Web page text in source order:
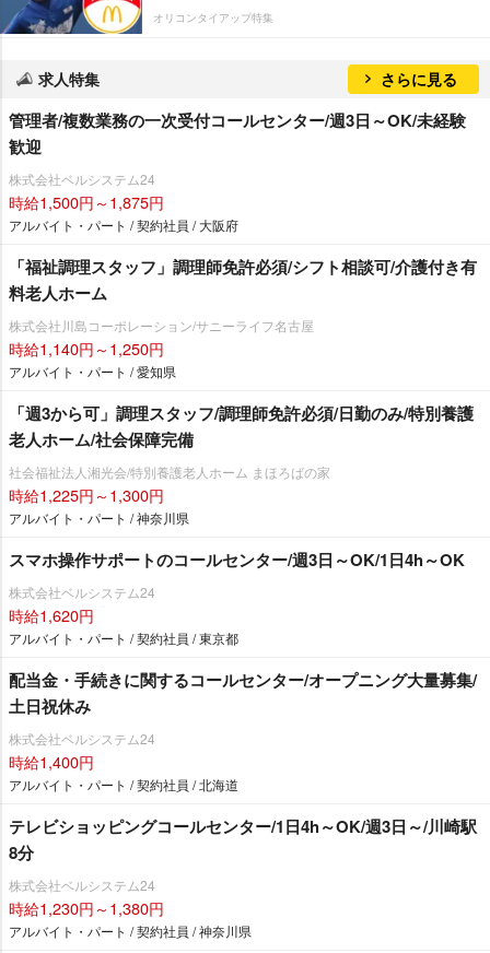
オリコンタイアップ特集
求人特集 さらに見る
管理者/複数業務の一次受付コールセンター/週3日～OK/未経験
歓迎
株式会社ベルシステム24
時給1,500円～1,875円
アルバイト・パート / 契約社員 / 大阪府
「福祉調理スタッフ」調理師免許必須/シフト相談可/介護付き有
料老人ホーム
株式会社川島コーポレーション/サニーライフ名古屋
時給1,140円～1,250円
アルバイト・パート / 愛知県
「週3から可」調理スタッフ/調理師免許必須/日勤のみ/特別養護
老人ホーム/社会保障完備
社会福祉法人湘光会/特別養護老人ホーム まほろばの家
時給1,225円～1,300円
アルバイト・パート / 神奈川県
スマホ操作サポートのコールセンター/週3日～OK/1日4h～OK
株式会社ベルシステム24
時給1,620円
アルバイト・パート / 契約社員 / 東京都
配当金・手続きに関するコールセンター/オープニング大量募集/
土日祝休み
株式会社ベルシステム24
時給1,400円
アルバイト・パート / 契約社員 / 北海道
テレビショッピングコールセンター/1日4h～OK/週3日～/川崎駅
8分
株式会社ベルシステム24
時給1,230円～1,380円
アルバイト・パート / 契約社員 / 神奈川県